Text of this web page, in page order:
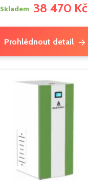
Skladem 38 470 Kč
Prohlédnout detail